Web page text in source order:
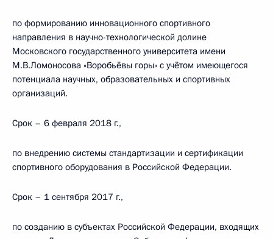
по формированию инновационного спортивного
направления в научно-технологической долине
Московского государственного университета имени
М.В.Ломоносова «Воробьёвы горы» с учётом имеющегося
потенциала научных, образовательных и спортивных
организаций.
Срок – 6 февраля 2018 г.,
по внедрению системы стандартизации и сертификации
спортивного оборудования в Российской Федерации.
Срок – 1 сентября 2017 г.,
по созданию в субъектах Российской Федерации, входящих